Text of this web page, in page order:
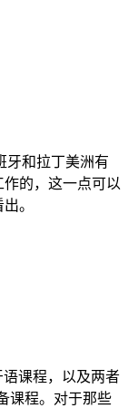
牙和拉丁美洲有
的，这一点可以
。
语课程，以及两者
课程。对于那些